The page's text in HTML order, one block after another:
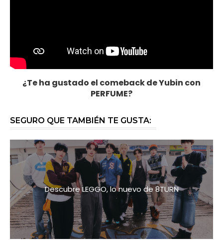
¿Te ha gustado el comeback de Yubin con
PERFUME?
SEGURO QUE TAMBIÉN TE GUSTA:
Descubre LEGGO, lo nuevo de 8TURN